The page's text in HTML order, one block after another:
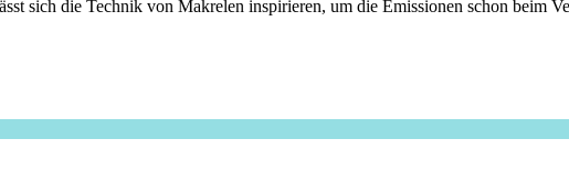
sich die Technik von Makrelen inspirieren, um die Emissionen schon beim